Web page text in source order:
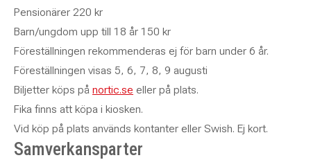
Pensionärer 220 kr
Barn/ungdom upp till 18 år 150 kr
Föreställningen rekommenderas ej för barn under 6 år.
Föreställningen visas 5, 6, 7, 8, 9 augusti
Biljetter köps på nortic.se eller på plats.
Fika finns att köpa i kiosken.
Vid köp på plats används kontanter eller Swish. Ej kort.
Samverkansparter